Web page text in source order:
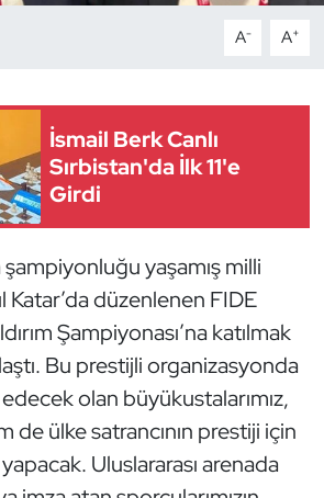
A- A+
İsmail Berk Canlı
Sırbistan'da İlk 11'e
Girdi
yaşamış milli
Katar’da düzenlenen FIDE
Şampiyonası’na katılmak
Bu prestijli organizasyonda
olan büyükustalarımız,
de ülke satrancının prestiji için
Uluslararası arenada